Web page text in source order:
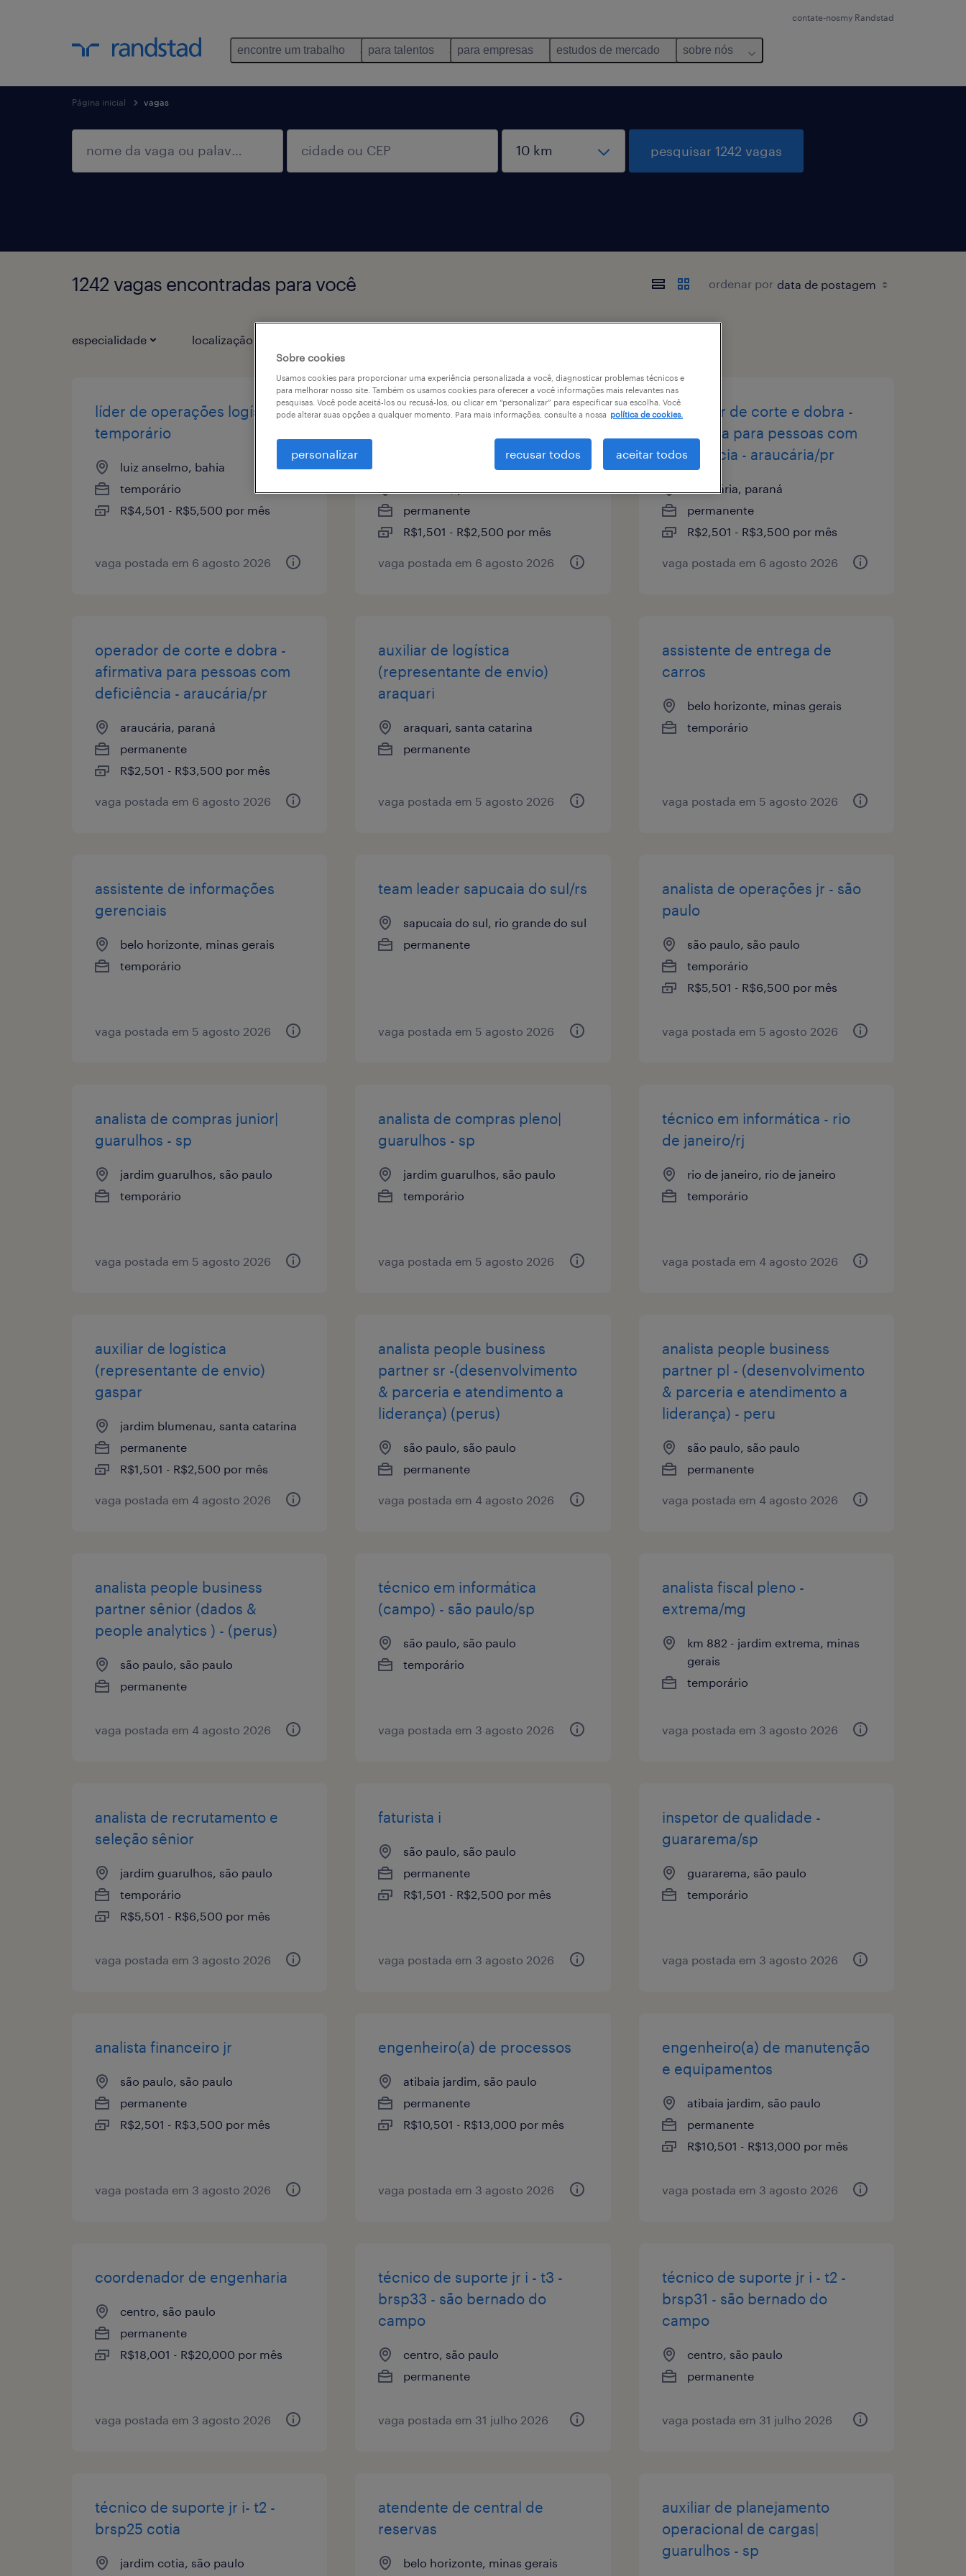
contate-nosmy Randstad
encontre um trabalho para talentos para empresas estudos de mercado sobre nós
Página inicial vagas
pesquisar 1242 vagas
1242 vagas encontradas para você ordenar por
especialidade localização
líder de operações logísticas -
temporário
luiz anselmo, bahia
temporário
R$4,501 - R$5,500 por mês
vaga postada em 6 agosto 2026
representante de envios i
permanente
R$1,501 - R$2,500 por mês
vaga postada em 6 agosto 2026
operador de corte e dobra -
afirmativa para pessoas com
deficiência - araucária/pr
araucária, paraná
permanente
R$2,501 - R$3,500 por mês
vaga postada em 6 agosto 2026
operador de corte e dobra -
afirmativa para pessoas com
deficiência - araucária/pr
araucária, paraná
permanente
R$2,501 - R$3,500 por mês
vaga postada em 6 agosto 2026
auxiliar de logística
(representante de envio)
araquari
araquari, santa catarina
permanente
vaga postada em 5 agosto 2026
assistente de entrega de
carros
belo horizonte, minas gerais
temporário
vaga postada em 5 agosto 2026
assistente de informações
gerenciais
belo horizonte, minas gerais
temporário
vaga postada em 5 agosto 2026
team leader sapucaia do sul/rs
sapucaia do sul, rio grande do sul
permanente
vaga postada em 5 agosto 2026
analista de operações jr - são
paulo
são paulo, são paulo
temporário
R$5,501 - R$6,500 por mês
vaga postada em 5 agosto 2026
analista de compras junior|
guarulhos - sp
jardim guarulhos, são paulo
temporário
vaga postada em 5 agosto 2026
analista de compras pleno|
guarulhos - sp
jardim guarulhos, são paulo
temporário
vaga postada em 5 agosto 2026
técnico em informática - rio
de janeiro/rj
rio de janeiro, rio de janeiro
temporário
vaga postada em 4 agosto 2026
auxiliar de logística
(representante de envio)
gaspar
jardim blumenau, santa catarina
permanente
R$1,501 - R$2,500 por mês
vaga postada em 4 agosto 2026
analista people business
partner sr -(desenvolvimento
& parceria e atendimento a
liderança) (perus)
são paulo, são paulo
permanente
vaga postada em 4 agosto 2026
analista people business
partner pl - (desenvolvimento
& parceria e atendimento a
liderança) - peru
são paulo, são paulo
permanente
vaga postada em 4 agosto 2026
analista people business
partner sênior (dados &
people analytics ) - (perus)
são paulo, são paulo
permanente
vaga postada em 4 agosto 2026
técnico em informática
(campo) - são paulo/sp
são paulo, são paulo
temporário
vaga postada em 3 agosto 2026
analista fiscal pleno -
extrema/mg
km 882 - jardim extrema, minas
gerais
temporário
vaga postada em 3 agosto 2026
analista de recrutamento e
seleção sênior
jardim guarulhos, são paulo
temporário
R$5,501 - R$6,500 por mês
vaga postada em 3 agosto 2026
faturista i
são paulo, são paulo
permanente
R$1,501 - R$2,500 por mês
vaga postada em 3 agosto 2026
inspetor de qualidade -
guararema/sp
guararema, são paulo
temporário
vaga postada em 3 agosto 2026
analista financeiro jr
são paulo, são paulo
permanente
R$2,501 - R$3,500 por mês
vaga postada em 3 agosto 2026
engenheiro(a) de processos
atibaia jardim, são paulo
permanente
R$10,501 - R$13,000 por mês
vaga postada em 3 agosto 2026
engenheiro(a) de manutenção
e equipamentos
atibaia jardim, são paulo
permanente
R$10,501 - R$13,000 por mês
vaga postada em 3 agosto 2026
coordenador de engenharia
centro, são paulo
permanente
R$18,001 - R$20,000 por mês
vaga postada em 3 agosto 2026
técnico de suporte jr i - t3 -
brsp33 - são bernado do
campo
centro, são paulo
permanente
vaga postada em 31 julho 2026
técnico de suporte jr i - t2 -
brsp31 - são bernado do
campo
centro, são paulo
permanente
vaga postada em 31 julho 2026
técnico de suporte jr i- t2 -
brsp25 cotia
jardim cotia, são paulo
atendente de central de
reservas
belo horizonte, minas gerais
auxiliar de planejamento
operacional de cargas|
guarulhos - sp
Sobre cookies
Usamos cookies para proporcionar uma experiência personalizada a você, diagnosticar problemas técnicos e
para melhorar nosso site. Também os usamos cookies para oferecer a você informações mais relevantes nas
pesquisas. Você pode aceitá-los ou recusá-los, ou clicar em “personalizar” para especificar sua escolha. Você
pode alterar suas opções a qualquer momento. Para mais informações, consulte a nossa política de cookies.
personalizar recusar todos aceitar todos